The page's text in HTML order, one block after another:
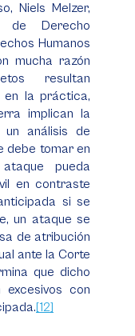
Niels Melzer,
de Derecho
Humanos
mucha razón
resultan
en la práctica,
implican la
análisis de
debe tomar en
pueda
en contraste
si se
un ataque se
de atribución
ante la Corte
que dicho
con
[12]